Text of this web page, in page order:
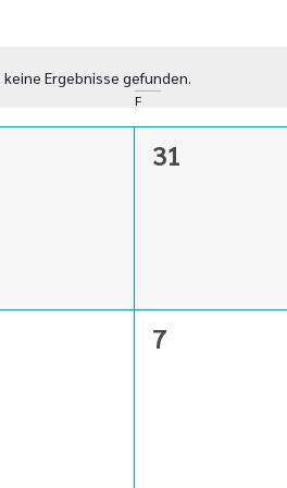
Hinweis
keine Ergebnisse gefunden.
F
0
31
0
7